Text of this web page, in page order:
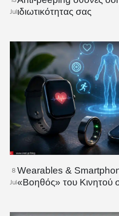
Julιδιωτικότητας σας
8
Jul
Wearables &
«Βοηθός» του Κινητού